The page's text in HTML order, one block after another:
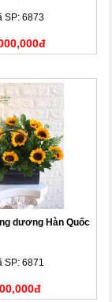
SP: 6873
dương Hàn Quốc
SP: 6871